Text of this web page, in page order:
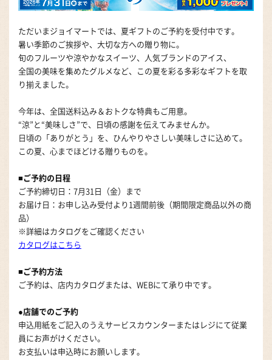
ただいまジョイマートでは、夏ギフトのご予約を受付中です。
暑い季節のご挨拶や、大切な方への贈り物に。
旬のフルーツや涼やかなスイーツ、人気ブランドのアイス、
全国の美味を集めたグルメなど、この夏を彩る多彩なギフトを取
り揃えました。
今年は、全国送料込み＆おトクな特典もご用意。
“涼”と“美味しさ”で、日頃の感謝を伝えてみませんか。
日頃の「ありがとう」を、ひんやりやさしい美味しさに込めて。
この夏、心までほどける贈りものを。
■ご予約の日程
ご予約締切日：7月31日（金）まで
お届け日：お申し込み受付より1週間前後（期間限定商品以外の商
品）
※詳細はカタログをご確認ください
カタログはこちら
■ご予約方法
ご予約は、店内カタログまたは、WEBにて承り中です。
●店舗でのご予約
申込用紙をご記入のうえサービスカウンターまたはレジにて従業
員にお声がけください。
お支払いは申込時にお願いします。